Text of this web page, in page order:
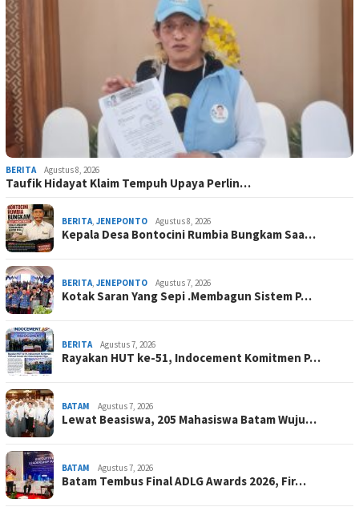
BERITA Agustus 8, 2026
Taufik Hidayat Klaim Tempuh Upaya Perlin…
BERITA JENEPONTO Agustus 8, 2026
Kepala Desa Bontocini Rumbia Bungkam Saa…
BERITA JENEPONTO Agustus 7, 2026
Kotak Saran Yang Sepi .Membagun Sistem P…
BERITA Agustus 7, 2026
Rayakan HUT ke-51, Indocement Komitmen P…
BATAM Agustus 7, 2026
Lewat Beasiswa, 205 Mahasiswa Batam Wuju…
BATAM Agustus 7, 2026
Batam Tembus Final ADLG Awards 2026, Fir…